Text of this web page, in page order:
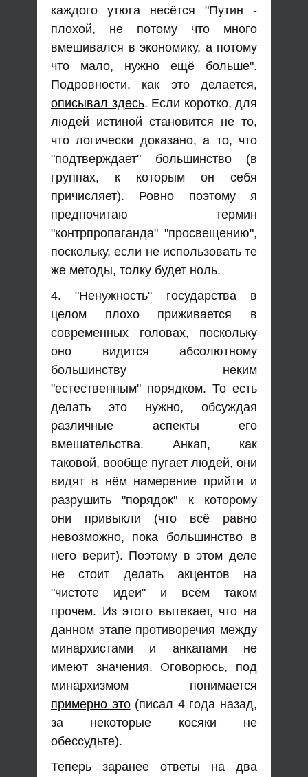
каждого утюга несётся "Путин -
плохой, не потому что много
вмешивался в экономику, а потому
что мало, нужно ещё больше".
Подровности, как это делается,
описывал здесь. Если коротко, для
людей истиной становится не то,
что логически доказано, а то, что
"подтверждает" большинство (в
группах, к которым он себя
причисляет). Ровно поэтому я
предпочитаю термин
"контрпропаганда" "просвещению",
поскольку, если не использовать те
же методы, толку будет ноль.
4. "Ненужность" государства в
целом плохо приживается в
современных головах, поскольку
оно видится абсолютному
большинству неким
"естественным" порядком. То есть
делать это нужно, обсуждая
различные аспекты его
вмешательства. Анкап, как
таковой, вообще пугает людей, они
видят в нём намерение прийти и
разрушить "порядок" к которому
они привыкли (что всё равно
невозможно, пока большинство в
него верит). Поэтому в этом деле
не стоит делать акцентов на
"чистоте идеи" и всём таком
прочем. Из этого вытекает, что на
данном этапе противоречия между
минархистами и анкапами не
имеют значения. Оговорюсь, под
минархизмом понимается
примерно это(писал 4 года назад,
за некоторые косяки не
обессудьте).
Теперь заранее ответы на два